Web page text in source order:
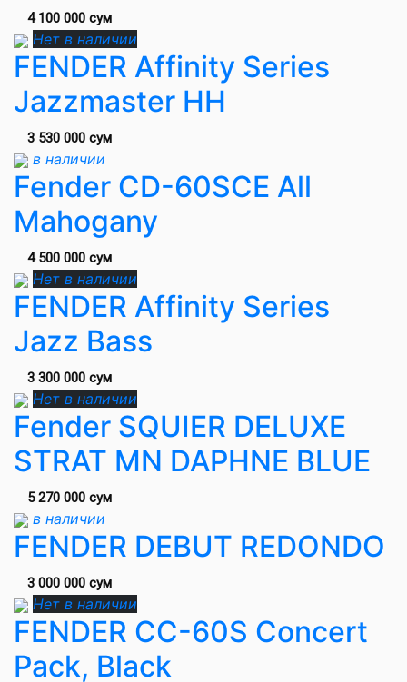
4 100 000 сум
Нет в наличии
FENDER Affinity Series
Jazzmaster HH
3 530 000 сум
в наличии
Fender CD-60SCE All
Mahogany
4 500 000 сум
Нет в наличии
FENDER Affinity Series
Jazz Bass
3 300 000 сум
Нет в наличии
Fender SQUIER DELUXE
STRAT MN DAPHNE BLUE
5 270 000 сум
в наличии
FENDER DEBUT REDONDO
3 000 000 сум
Нет в наличии
FENDER CC-60S Concert
Pack, Black